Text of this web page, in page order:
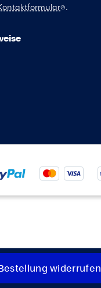
.
widerrufen